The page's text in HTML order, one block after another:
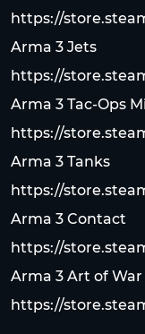
https://
Arma 3 Jets
https://
Arma 3 Tac-Ops
https://
Arma 3 Tanks
https://
Arma 3 Contact
https://
Arma 3 Art of
https://